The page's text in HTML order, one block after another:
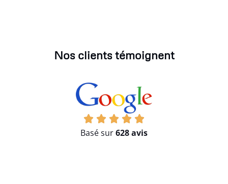
Nos clients témoignent
Basé sur628 avis